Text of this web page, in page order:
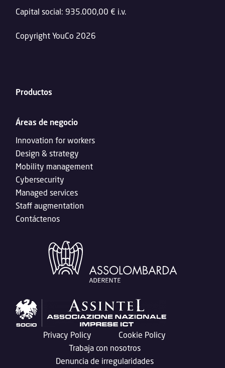
Capital social: 935.000,00 € i.v.
Copyright YouCo 2026
Productos
Áreas de negocio
Innovation for workers
Design & strategy
Mobility management
Cybersecurity
Managed services
Staff augmentation
Contáctenos
Privacy Policy
Cookie Policy
Trabaja con nosotros
Denuncia de irregularidades